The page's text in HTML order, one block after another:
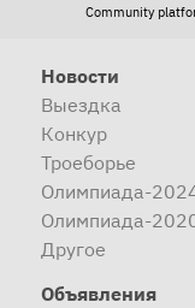
Community
Новости
Выездка
Конкур
Троеборье
Олимпиада-
Олимпиада-
Другое
Объявления